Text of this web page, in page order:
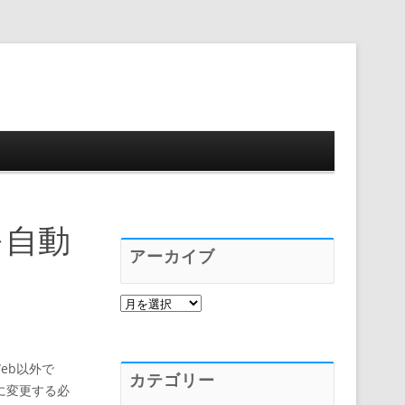
動
以外で
変更する必
アーカイブ
ア
ー
カテゴリー